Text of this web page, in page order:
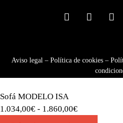
Aviso legal – Política de cookies –
Sofá MODELO ISA
1.034,00€ - 1.860,00€